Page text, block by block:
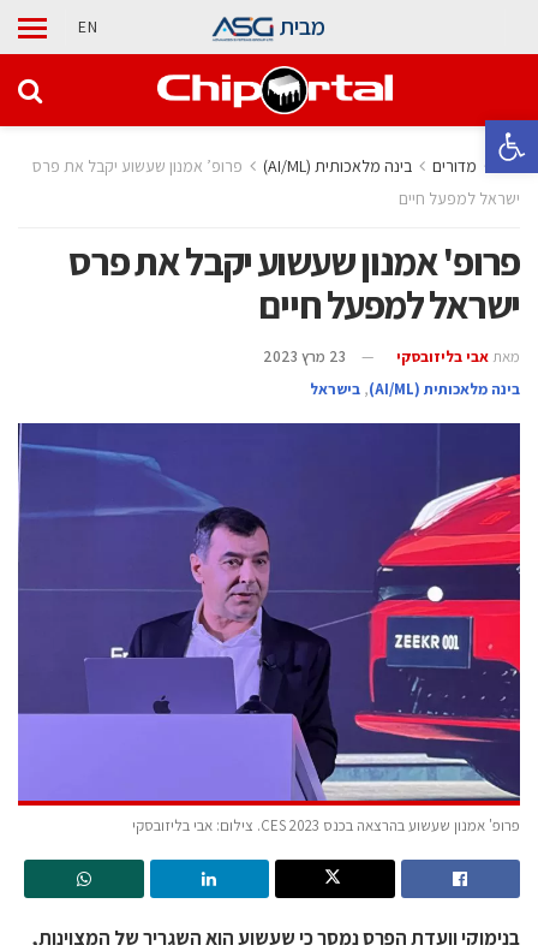
פתח סרגל נגישות
מבית EN
בית מדורים בינה מלאכותית (AI/ML)
פרופ’ אמנון שעשוע יקבל את פרס
ישראל למפעל חיים
פרופ' אמנון שעשוע יקבל את פרס
ישראל למפעל חיים
מאת אבי בליזובסקי
23 מרץ 2023
בינה מלאכותית (AI/ML)
, בישראל
פרופ' אמנון שעשוע בהרצאה בכנס CES 2023. צילום: אבי בליזובסקי
בנימוקי וועדת הפרס נמסר כי שעשוע הוא השגריר של המצוינות,